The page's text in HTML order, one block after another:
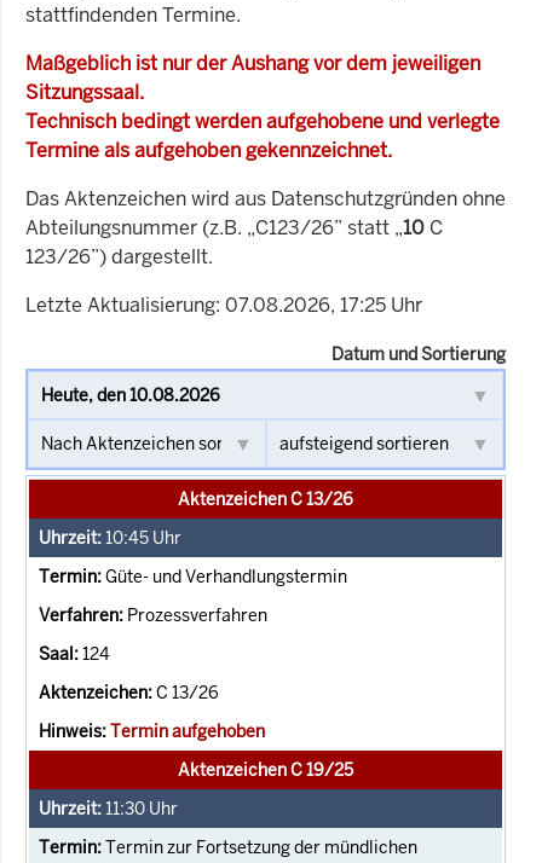
stattfindenden Termine.
Maßgeblich ist nur der Aushang vor dem jeweiligen
Sitzungssaal.
Technisch bedingt werden aufgehobene und verlegte
Termine als aufgehoben gekennzeichnet.
Das Aktenzeichen wird aus Datenschutzgründen ohne
Abteilungsnummer (z.B. „C123/26” statt „10 C
123/26”) dargestellt.
Letzte Aktualisierung: 07.08.2026, 17:25 Uhr
Datum und Sortierung
Aktenzeichen C 13/26
10:45 Uhr
Güte- und Verhandlungstermin
Prozessverfahren
124
C 13/26
Termin aufgehoben
Aktenzeichen C 19/25
11:30 Uhr
Termin zur Fortsetzung der mündlichen